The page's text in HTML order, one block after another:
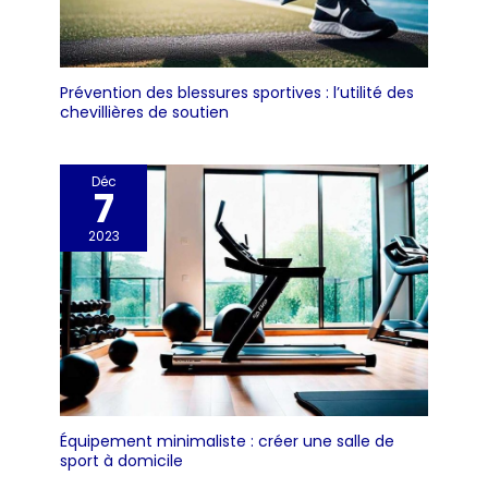
d'une pièce à l'autre.
【Stable & Adapté à
Différents Utilisateurs】
Ce vélo stationnaire de
fitness est fabriqué en
dispose d'une
construction stable qui
peut supporter jusqu'à
120 kg. Avec une
hauteur de siège
réglable sur 7 niveaux, il
convient aux
utilisateurs de 155cm à
183cm.
Prévention des blessures sportives : l’utilité des
chevillières de soutien
Déc
7
2023
Équipement minimaliste : créer une salle de
sport à domicile